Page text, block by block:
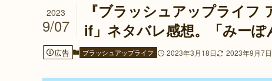
『ブラッシュアップライフ
if」ネタバレ感想。「みーぽ
2023
9/07
広告 ブラッシュアップライフ 2023年3月18日 2023年9月7日